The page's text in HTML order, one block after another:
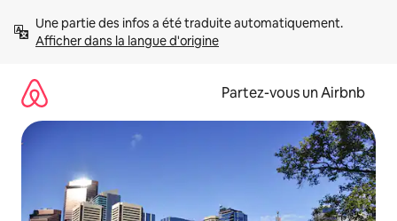
directement
Afficher dans la langue d'origine
Partez-vous un Airbnb